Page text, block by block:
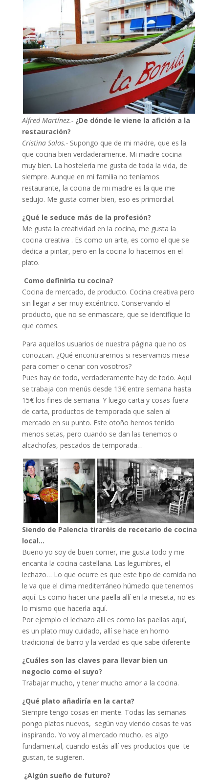
Alfred Martínez.-¿De dónde le viene la afición a la
restauración?
Cristina Salas.-Supongo que de mi madre, que es la
que cocina bien verdaderamente. Mi madre cocina
muy bien. La hostelería me gusta de toda la vida, de
siempre. Aunque en mi familia no teníamos
restaurante, la cocina de mi madre es la que me
sedujo. Me gusta comer bien, eso es primordial.
¿Qué le seduce más de la profesión?
Me gusta la creatividad en la cocina, me gusta la
cocina creativa . Es como un arte, es como el que se
dedica a pintar, pero en la cocina lo hacemos en el
plato.
Como definiría tu cocina?
Cocina de mercado, de producto. Cocina creativa pero
sin llegar a ser muy excéntrico. Conservando el
producto, que no se enmascare, que se identifique lo
que comes.
Para aquellos usuarios de nuestra página que no os
conozcan. ¿Qué encontraremos si reservamos mesa
para comer o cenar con vosotros?
Pues hay de todo, verdaderamente hay de todo. Aquí
se trabaja con menús desde 13€ entre semana hasta
15€ los fines de semana. Y luego carta y cosas fuera
de carta, productos de temporada que salen al
mercado en su punto. Este otoño hemos tenido
menos setas, pero cuando se dan las tenemos o
alcachofas, pescados de temporada…
Siendo de Palencia tiraréis de recetario de cocina
local…
Bueno yo soy de buen comer, me gusta todo y me
encanta la cocina castellana. Las legumbres, el
lechazo… Lo que ocurre es que este tipo de comida no
le va que el clima mediterráneo húmedo que tenemos
aquí. Es como hacer una paella allí en la meseta, no es
lo mismo que hacerla aquí.
Por ejemplo el lechazo allí es como las paellas aquí,
es un plato muy cuidado, allí se hace en horno
tradicional de barro y la verdad es que sabe diferente
¿Cuáles son las claves para llevar bien un
negocio como el suyo?
Trabajar mucho, y tener mucho amor a la cocina.
¿Qué plato añadiría en la carta?
Siempre tengo cosas en mente. Todas las semanas
pongo platos nuevos, según voy viendo cosas te vas
inspirando. Yo voy al mercado mucho, es algo
fundamental, cuando estás allí ves productos que te
gustan, te sugieren.
¿Algún sueño de futuro?